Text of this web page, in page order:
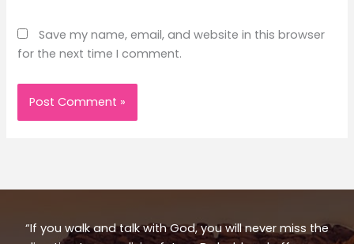
Save my name, email, and website in this browser
for the next time I comment.
“If you walk and talk with God, you will never miss the